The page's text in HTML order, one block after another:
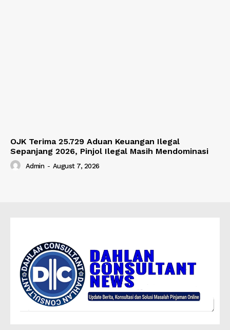
OJK Terima 25.729 Aduan Keuangan Ilegal
Sepanjang 2026, Pinjol Ilegal Masih Mendominasi
Admin - August 7, 2026